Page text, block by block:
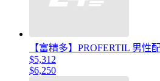
【富精多】PROFERTIL 男性
$5,312
$6,250